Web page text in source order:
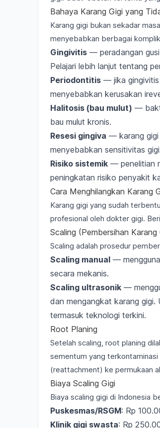
Bahaya Karang Gigi yang
Karang gigi bukan sekadar
menyebabkan berbagai
Gingivitis — peradangan
Pelajari lebih lanjut tentang
Periodontitis — jika gingivitis
menyebabkan kerusakan
Halitosis (bau mulut) —
bau mulut kronis.
Resesi gingiva — karang gigi
menyebabkan sensitivitas gigi
Risiko sistemik — penelitian
peningkatan risiko penyakit
Cara Menghilangkan Karang
Karang gigi yang sudah
profesional oleh dokter gigi.
Scaling (Pembersihan Karang
Scaling adalah prosedur
Scaling manual —
secara mekanis.
Scaling ultrasonik —
dan mengangkat karang
termasuk teknologi terkini.
Root Planing
Setelah scaling, root planing
sementum yang
(reattachment) ke permukaan
Biaya Scaling Gigi
Biaya scaling gigi di Indonesia
Puskesmas/RSGM: Rp
Klinik gigi swasta: Rp